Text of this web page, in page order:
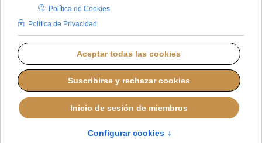
MARTES, 07 OCTUBRE 2025 11:54